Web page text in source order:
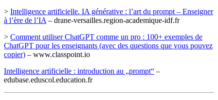
> Intelligence artificielle. IA générative : l’art du prompt – Enseigner
à l’ère de l’IA– drane-versailles.region-academique-idf.fr
> Comment utiliser ChatGPT comme un pro : 100+ exemples de
ChatGPT pour les enseignants (avec des questions que vous pouvez
copier) – www.classpoint.io
Intelligence artificielle : introduction au „prompt“ –
edubase.eduscol.education.fr